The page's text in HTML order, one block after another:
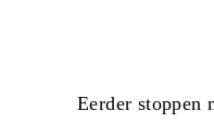
Eerder stoppen